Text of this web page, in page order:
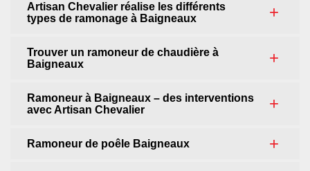
Artisan Chevalier réalise les différents
types de ramonage à Baigneaux
Trouver un ramoneur de chaudière à
Baigneaux
Ramoneur à Baigneaux – des interventions
avec Artisan Chevalier
Ramoneur de poêle Baigneaux